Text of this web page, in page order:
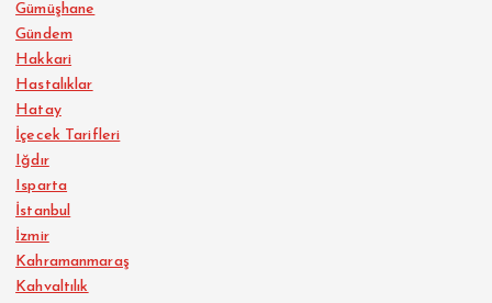
Gümüşhane
Gündem
Hakkari
Hastalıklar
Hatay
İçecek Tarifleri
Iğdır
Isparta
İstanbul
İzmir
Kahramanmaraş
Kahvaltılık